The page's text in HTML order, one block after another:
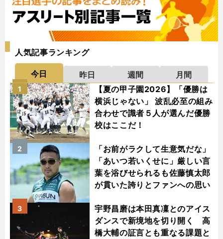
人気記事ランキング
今日 昨日 週間
月間
【夏の甲子園2026】「優勝は
横浜じゃない」 波乱必至の組み
合わせで識者５人が選んだ優勝
校はここだ！
1
「お前がラクして生意気だな」
「あいつ若いくせに」厳しい言
葉を浴びせられるも佐藤慎太郎
が貫いた誇りとファンへの思い
2
宇野昌磨は本田真凜とのアイス
ダンスで新境地を切り開く 高
橋大輔の証言とも重なる課題と
3